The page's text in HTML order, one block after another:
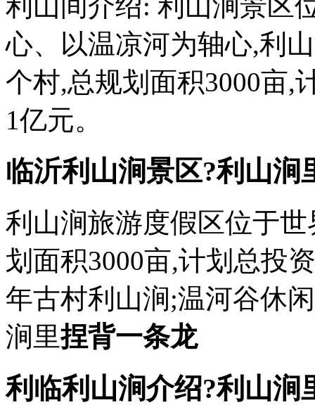
心、以温凉河为轴心,利
个村,总规划面积3000亩,
1亿元。
临沂利山涧景区?利山涧
利山涧旅游度假区位于
划面积3000亩,计划总投
年古村利山涧;温河谷休
涧里捏背一条龙
利临利山涧介绍?利山涧